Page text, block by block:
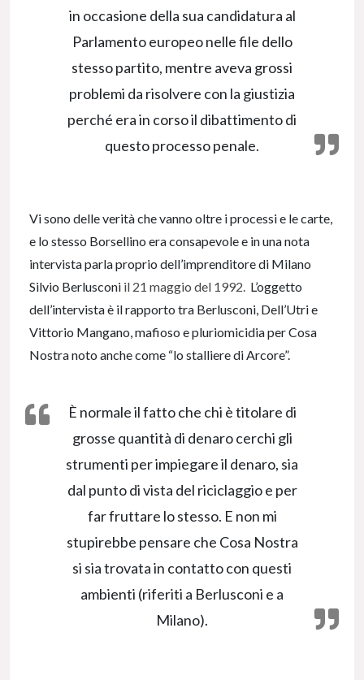
in occasione della sua candidatura al
Parlamento europeo nelle file dello
stesso partito, mentre aveva grossi
problemi da risolvere con la giustizia
perché era in corso il dibattimento di
questo processo penale.
Vi sono delle verità che vanno oltre i processi e le carte,
e lo stesso Borsellino era consapevole e in una nota
intervista parla proprio dell’imprenditore di Milano
Silvio Berlusconi il 21 maggio del 1992. L’oggetto
dell’intervista è il rapporto tra Berlusconi, Dell’Utri e
Vittorio Mangano, mafioso e pluriomicidia per Cosa
Nostra noto anche come “lo stalliere di Arcore”.
È normale il fatto che chi è titolare di
grosse quantità di denaro cerchi gli
strumenti per impiegare il denaro, sia
dal punto di vista del riciclaggio e per
far fruttare lo stesso. E non mi
stupirebbe pensare che Cosa Nostra
si sia trovata in contatto con questi
ambienti (riferiti a Berlusconi e a
Milano).